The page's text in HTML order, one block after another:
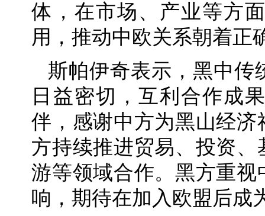
体，在市场、产业等方
用，推动中欧关系朝着正
斯帕伊奇表示，黑中传
日益密切，互利合作成
伴，感谢中方为黑山经
方持续推进贸易、投资
游等领域合作。黑方重
响，期待在加入欧盟后成